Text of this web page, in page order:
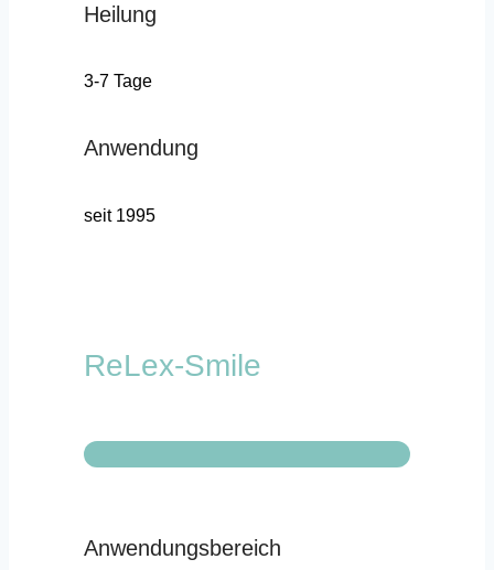
Heilung
3-7 Tage
Anwendung
seit 1995
ReLex-Smile
Anwendungsbereich